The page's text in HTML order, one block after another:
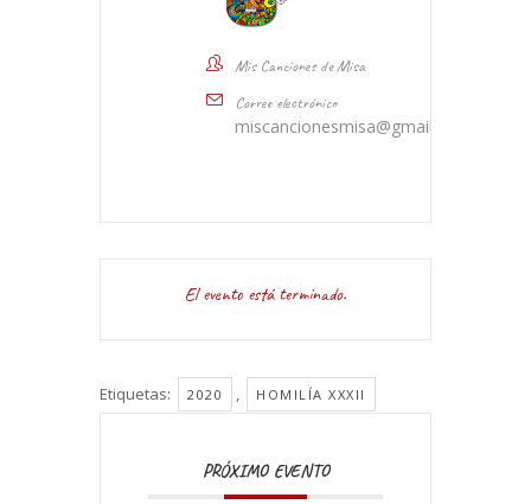
Mis Canciones de Misa
Correo electrónico
miscancionesmisa@gmail.com
El evento está terminado.
Etiquetas: 2020 , HOMILÍA XXXII
PRÓXIMO EVENTO